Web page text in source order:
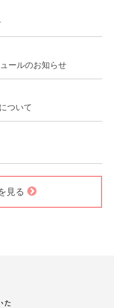
ールのお知らせ
ついて
見る